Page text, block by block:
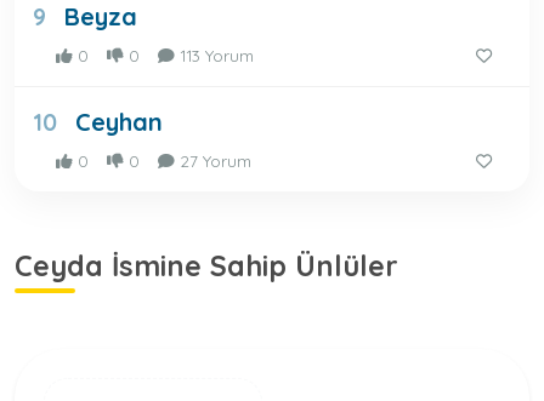
9 Beyza
0 0 113 Yorum
10 Ceyhan
0 0 27 Yorum
Ceyda İsmine Sahip Ünlüler